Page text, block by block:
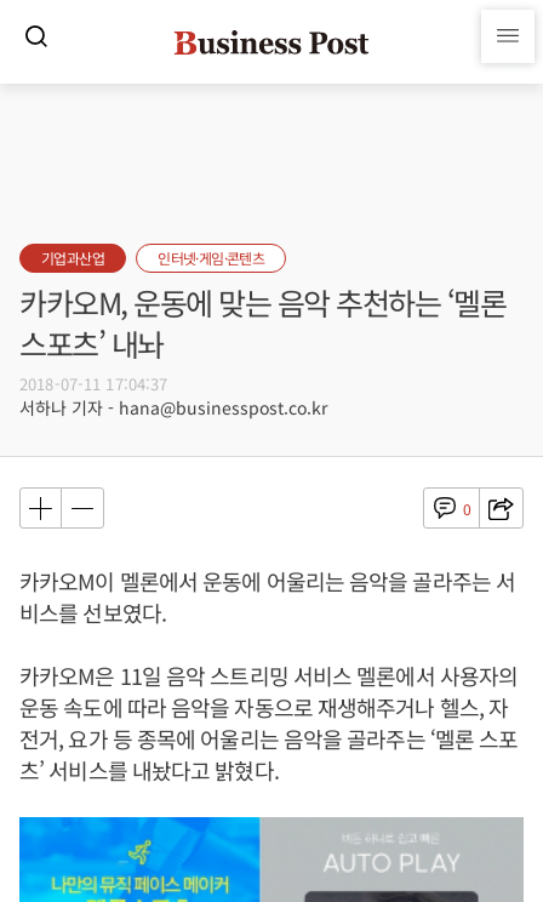
기업과산업 인터넷·게임·콘텐츠
카카오M, 운동에 맞는 음악 추천하는 ‘멜론
스포츠’ 내놔
2018-07-11 17:04:37
서하나 기자 - hana@businesspost.co.kr
0
카카오M이 멜론에서 운동에 어울리는 음악을 골라주는 서
비스를 선보였다.
카카오M은 11일 음악 스트리밍 서비스 멜론에서 사용자의
운동 속도에 따라 음악을 자동으로 재생해주거나 헬스, 자
전거, 요가 등 종목에 어울리는 음악을 골라주는 ‘멜론 스포
츠’ 서비스를 내놨다고 밝혔다.